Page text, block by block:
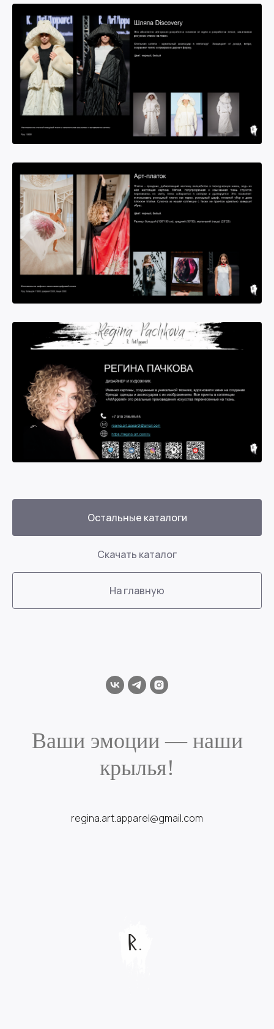
Остальные каталоги
Скачать каталог
На главную
Ваши эмоции — наши
крылья!
regina.art.apparel@gmail.com